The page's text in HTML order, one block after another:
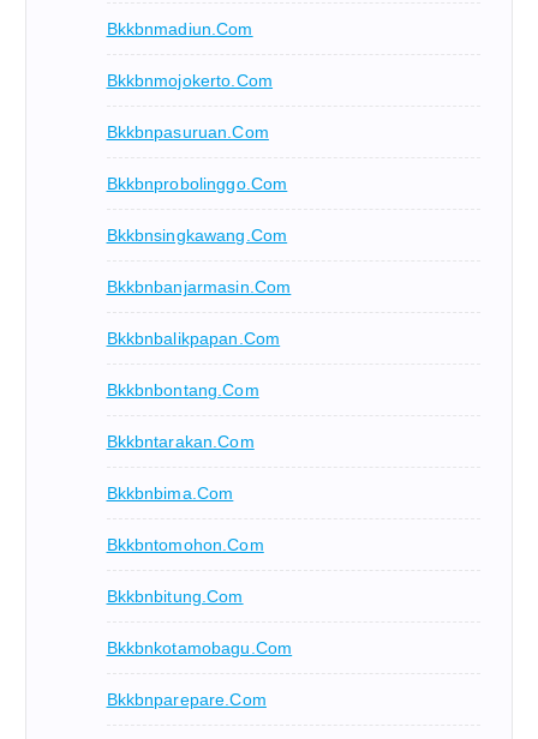
Bkkbnmadiun.com
Bkkbnmojokerto.com
Bkkbnpasuruan.com
Bkkbnprobolinggo.com
Bkkbnsingkawang.com
Bkkbnbanjarmasin.com
Bkkbnbalikpapan.com
Bkkbnbontang.com
Bkkbntarakan.com
Bkkbnbima.com
Bkkbntomohon.com
Bkkbnbitung.com
Bkkbnkotamobagu.com
Bkkbnparepare.com